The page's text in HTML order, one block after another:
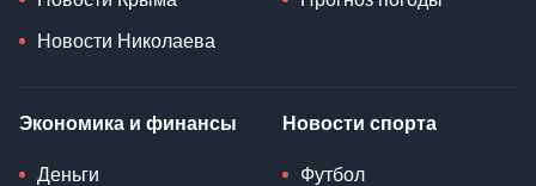
Новости Николаева
Экономика и финансы
Деньги
Новости спорта
Футбол